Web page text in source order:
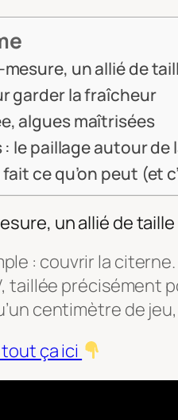
un allié de
garder la fraîcheur
algues maîtrisées
le paillage autour de
ce qu’on peut (et
un allié de taille
: couvrir la
taillée précisément
centimètre de
ça ici